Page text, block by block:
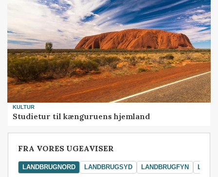
KULTUR
Studietur til kænguruens hjemland
FRA VORES UGEAVISER
LANDBRUGNORD LANDBRUGSYD LANDBRUGFYN